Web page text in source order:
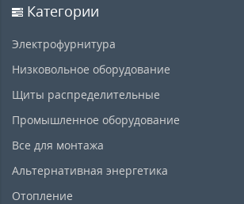
Категории
Электрофурнитура
Низковольное оборудование
Щиты распределительные
Промышленное оборудование
Все для монтажа
Альтернативная энергетика
Отопление